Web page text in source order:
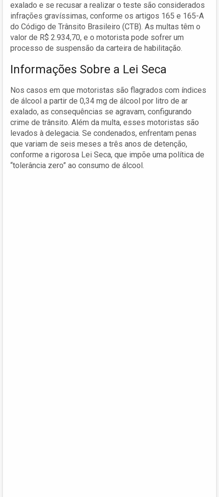
exalado e se recusar a realizar o teste são considerados
infrações gravíssimas, conforme os artigos 165 e 165-A
do Código de Trânsito Brasileiro (CTB). As multas têm o
valor de R$ 2.934,70, e o motorista pode sofrer um
processo de suspensão da carteira de habilitação.
Informações Sobre a Lei Seca
Nos casos em que motoristas são flagrados com índices
de álcool a partir de 0,34 mg de álcool por litro de ar
exalado, as consequências se agravam, configurando
crime de trânsito. Além da multa, esses motoristas são
levados à delegacia. Se condenados, enfrentam penas
que variam de seis meses a três anos de detenção,
conforme a rigorosa Lei Seca, que impõe uma política de
“tolerância zero” ao consumo de álcool.